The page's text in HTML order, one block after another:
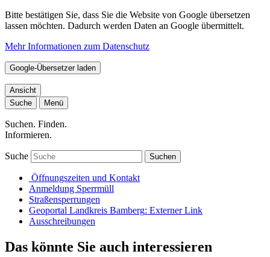
Bitte bestätigen Sie, dass Sie die Website von Google übersetzen
lassen möchten. Dadurch werden Daten an Google übermittelt.
Mehr Informationen zum Datenschutz
Google-Übersetzer laden
Ansicht
Suche
Menü
Suchen. Finden.
Informieren.
Suche Suchen
Öffnungszeiten und Kontakt
Anmeldung Sperrmüll
Straßensperrungen
Geoportal Landkreis Bamberg: Externer Link
Ausschreibungen
Das könnte Sie auch interessieren